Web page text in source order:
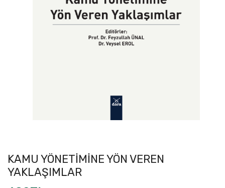
KAMU YÖNETİMİNE YÖN VEREN
YAKLAŞIMLAR